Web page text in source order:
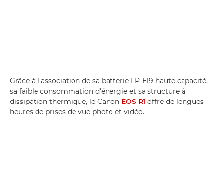
Grâce à l'association de sa batterie LP-E19 haute capacité,
sa faible consommation d'énergie et sa structure à
dissipation thermique, le Canon EOS R1 offre de longues
heures de prises de vue photo et vidéo.